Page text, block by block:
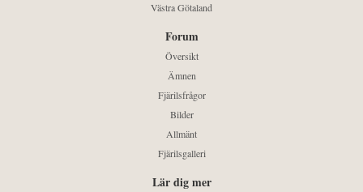
Västra Götaland
Forum
Översikt
Ämnen
Fjärilsfrågor
Bilder
Allmänt
Fjärilsgalleri
Lär dig mer